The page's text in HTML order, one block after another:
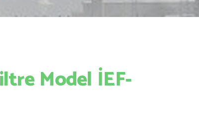
Model İEF-